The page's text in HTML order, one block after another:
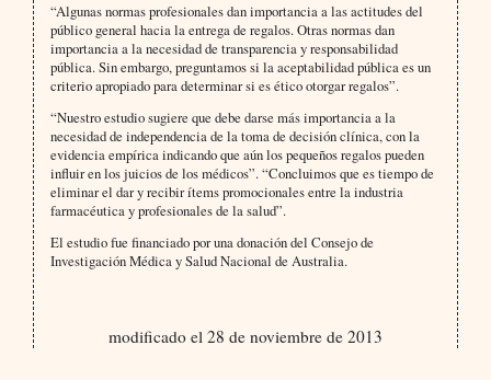
“Algunas normas profesionales dan importancia a las actitudes del
público general hacia la entrega de regalos. Otras normas dan
importancia a la necesidad de transparencia y responsabilidad
pública. Sin embargo, preguntamos si la aceptabilidad pública es un
criterio apropiado para determinar si es ético otorgar regalos”.
“Nuestro estudio sugiere que debe darse más importancia a la
necesidad de independencia de la toma de decisión clínica, con la
evidencia empírica indicando que aún los pequeños regalos pueden
influir en los juicios de los médicos”. “Concluimos que es tiempo de
eliminar el dar y recibir ítems promocionales entre la industria
farmacéutica y profesionales de la salud”.
El estudio fue financiado por una donación del Consejo de
Investigación Médica y Salud Nacional de Australia.
modificado el 28 de noviembre de 2013